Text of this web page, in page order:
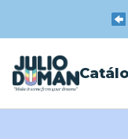
al
contenido